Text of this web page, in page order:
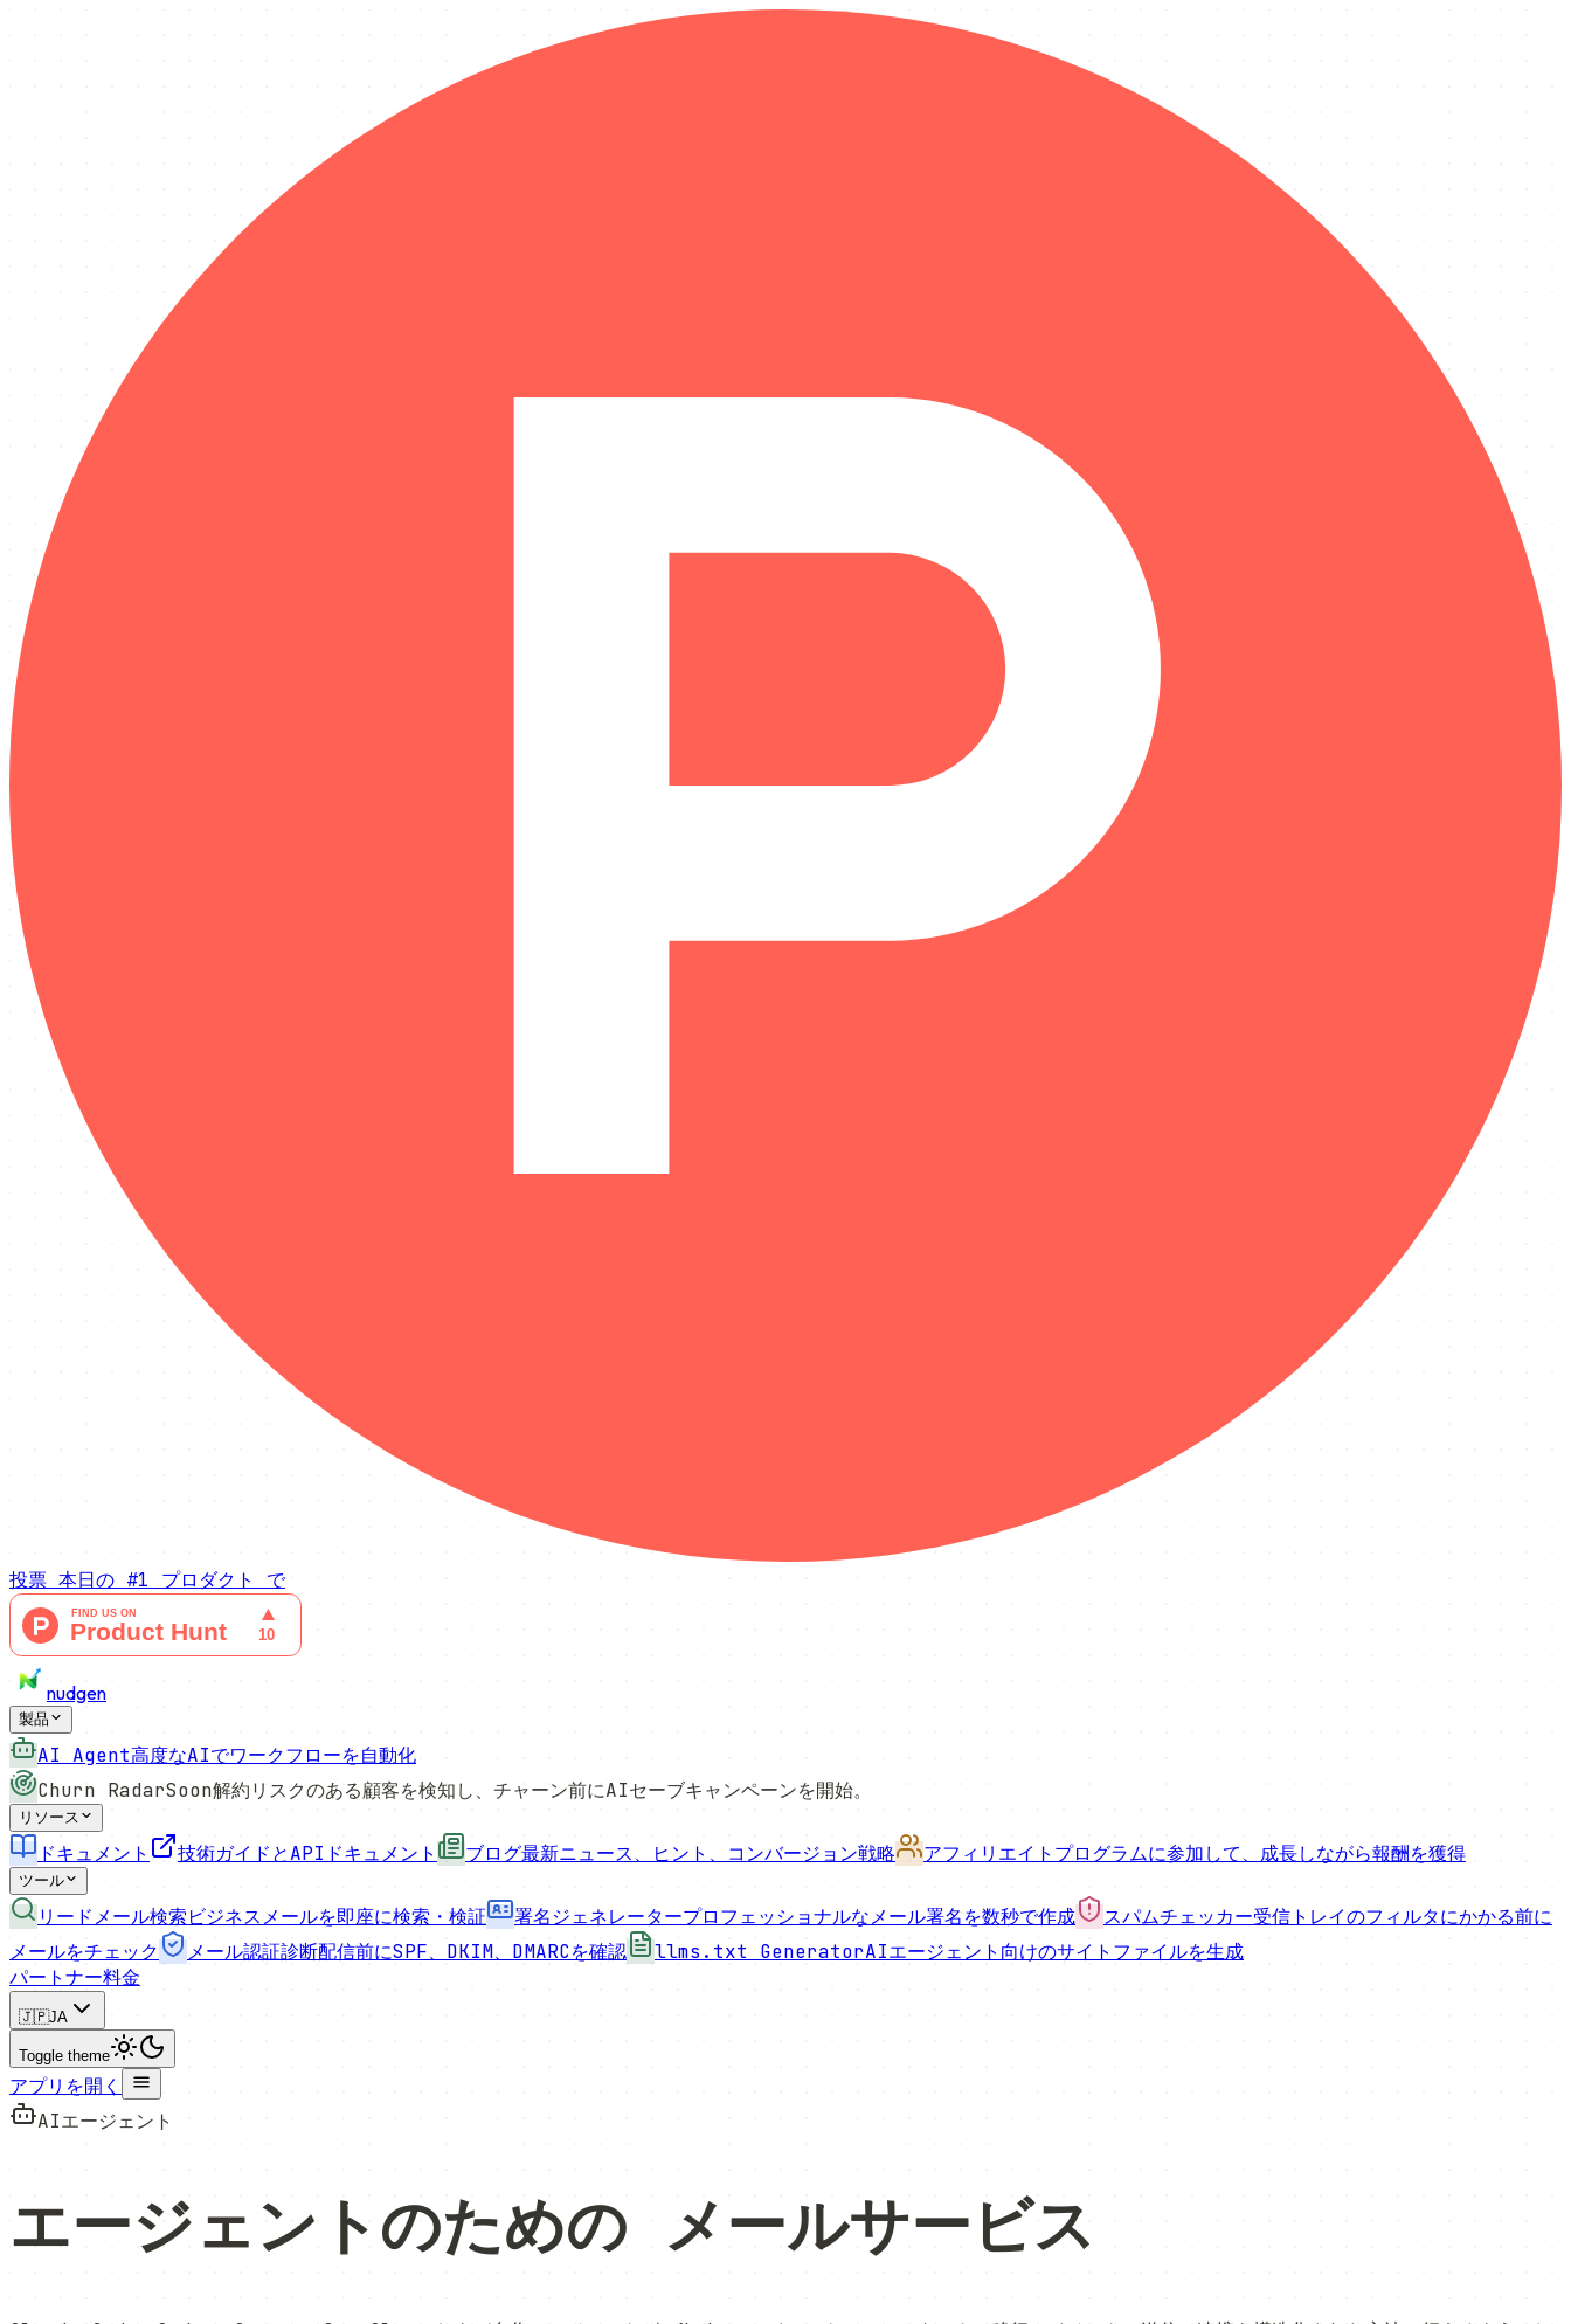
投票 本日の #1 プロダクト で
nudgen
製品
AI Agent高度なAIでワークフローを自動化
Churn RadarSoon解約リスクのある顧客を検知し、チャーン前にAIセーブキャンペーンを開始。
リソース
ドキュメント 技術ガイドとAPIドキュメント ブログ最新ニュース、ヒント、コンバージョン戦略 アフィリエイト プログラムに参加して、成長しながら報酬を獲得
ツール
リードメール検索ビジネスメールを即座に検索・検証 署名ジェネレータープロフェッショナルなメール署名を数秒で作成 スパムチェッカー受信トレイのフィルタにかかる前に
メールをチェック
メール認証診断配信前にSPF、DKIM、DMARCを確認 llms.txt GeneratorAIエージェント向けのサイトファイルを生成
パートナー料金
🇯🇵JA
Toggle theme
アプリを開く
AIエージェント
エージェントのための メールサービス